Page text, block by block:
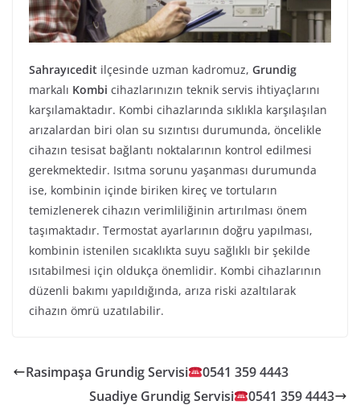
Sahrayıcedit ilçesinde uzman kadromuz, Grundig
markalı Kombi cihazlarınızın teknik servis ihtiyaçlarını
karşılamaktadır. Kombi cihazlarında sıklıkla karşılaşılan
arızalardan biri olan su sızıntısı durumunda, öncelikle
cihazın tesisat bağlantı noktalarının kontrol edilmesi
gerekmektedir. Isıtma sorunu yaşanması durumunda
ise, kombinin içinde biriken kireç ve tortuların
temizlenerek cihazın verimliliğinin artırılması önem
taşımaktadır. Termostat ayarlarının doğru yapılması,
kombinin istenilen sıcaklıkta suyu sağlıklı bir şekilde
ısıtabilmesi için oldukça önemlidir. Kombi cihazlarının
düzenli bakımı yapıldığında, arıza riski azaltılarak
cihazın ömrü uzatılabilir.
Rasimpaşa Grundig Servisi
0541 359 4443
Suadiye Grundig Servisi
0541 359 4443